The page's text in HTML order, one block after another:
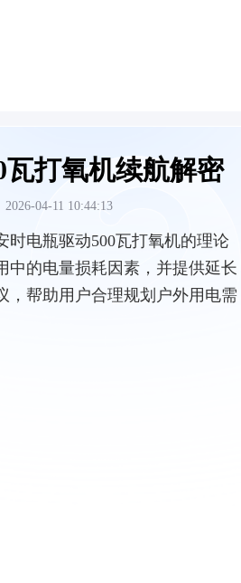
瓦打氧机续航解密
2026-04-11 10:44:13
时电瓶驱动500瓦打氧机的理论
中的电量损耗因素，并提供延长
，帮助用户合理规划户外用电需